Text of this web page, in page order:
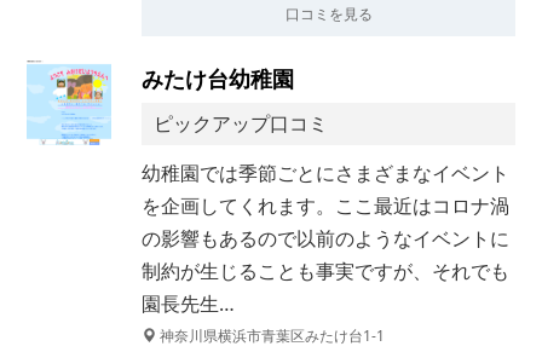
口コミを見る
みたけ台幼稚園
ピックアップ口コミ
幼稚園では季節ごとにさまざまなイベント
を企画してくれます。ここ最近はコロナ渦
の影響もあるので以前のようなイベントに
制約が生じることも事実ですが、それでも
園長先生…
神奈川県横浜市青葉区みたけ台1-1